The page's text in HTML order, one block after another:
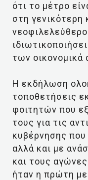
ότι το μέτρο
στη γενικότερη
των οικονομικά
Η εκδήλωση
τοποθετήσεις
φοιτητών που
τους για τις
κυβέρνησης που
αλλά και με
και τους
ήταν η πρώτη